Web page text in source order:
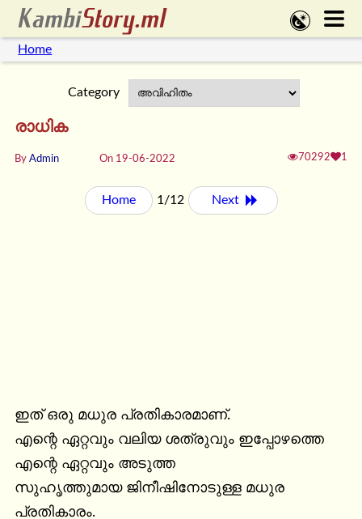
Home
Category
രാധിക
By Admin On 19-06-2022 70292 1
Home 1/12 Next
ഇത് ഒരു മധുര പ്രതികാരമാണ്.
എന്റെ ഏറ്റവും വലിയ ശത്രുവും ഇപ്പോഴത്തെ
എന്റെ ഏറ്റവും അടുത്ത
സുഹൃത്തുമായ ജിനീഷിനോടുള്ള മധുര
പ്രതികാരം.